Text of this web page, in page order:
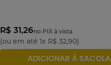
R$ 31,26no PIX à vista
(ou em até1x R$ 32,90)
ADICIONAR À SACOLA